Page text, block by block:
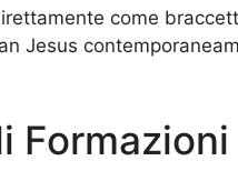
come
Jesus
Formazioni